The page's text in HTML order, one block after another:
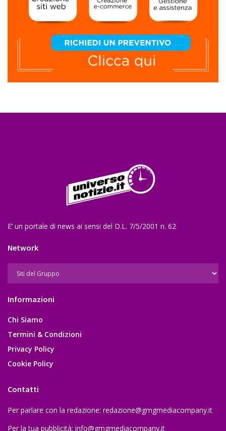
E’ un portale di news ai sensi del D.L. 7/5/2001 n. 62
Network
Informazioni
Chi Siamo
Termini & Condizioni
Privacy Policy
Cookie Policy
Contatti
Per parlare con la redazione: redazione@gmgmediacompany.it
Per la tua pubblicità: info@gmgmediacompany.it